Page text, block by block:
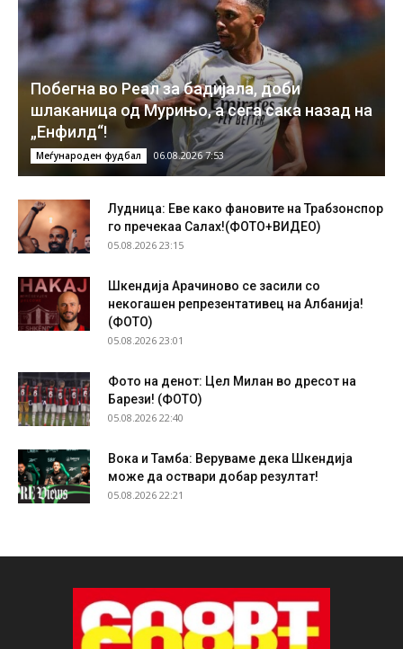
Побегна во Реал за бадијала, доби
шлаканица од Мурињо, а сега сака назад на
„Енфилд“!
Меѓународен фудбал 06.08.2026 7:53
Лудница: Еве како фановите на Трабзонспор
го пречекаа Салах!(ФОТО+ВИДЕО)
05.08.2026 23:15
Шкендија Арачиново се засили со
некогашен репрезентативец на Албанија!
(ФОТО)
05.08.2026 23:01
Фото на денот: Цел Милан во дресот на
Барези! (ФОТО)
05.08.2026 22:40
Вока и Тамба: Веруваме дека Шкендија
може да оствари добар резултат!
05.08.2026 22:21